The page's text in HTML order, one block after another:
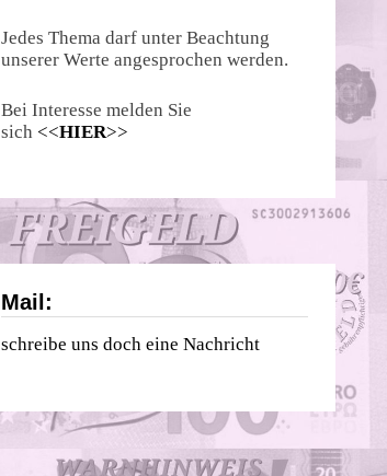
Jedes Thema darf unter Beachtung
unserer Werte angesprochen werden.
Bei Interesse melden Sie
sich <<HIER>>
Mail:
schreibe uns doch eine Nachricht